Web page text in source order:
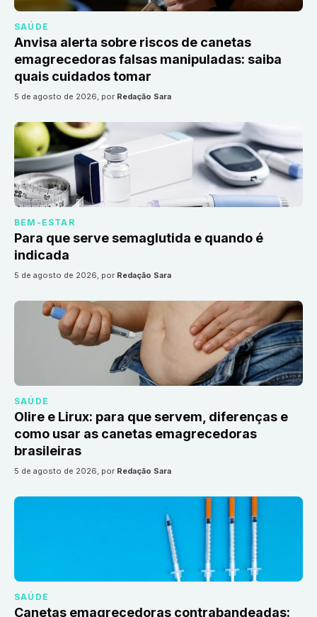
SAÚDE
Anvisa alerta sobre riscos de canetas
emagrecedoras falsas manipuladas: saiba
quais cuidados tomar
5 de agosto de 2026, por Redação Sara
BEM-ESTAR
Para que serve semaglutida e quando é
indicada
5 de agosto de 2026, por Redação Sara
SAÚDE
Olire e Lirux: para que servem, diferenças e
como usar as canetas emagrecedoras
brasileiras
5 de agosto de 2026, por Redação Sara
SAÚDE
Canetas emagrecedoras contrabandeadas: